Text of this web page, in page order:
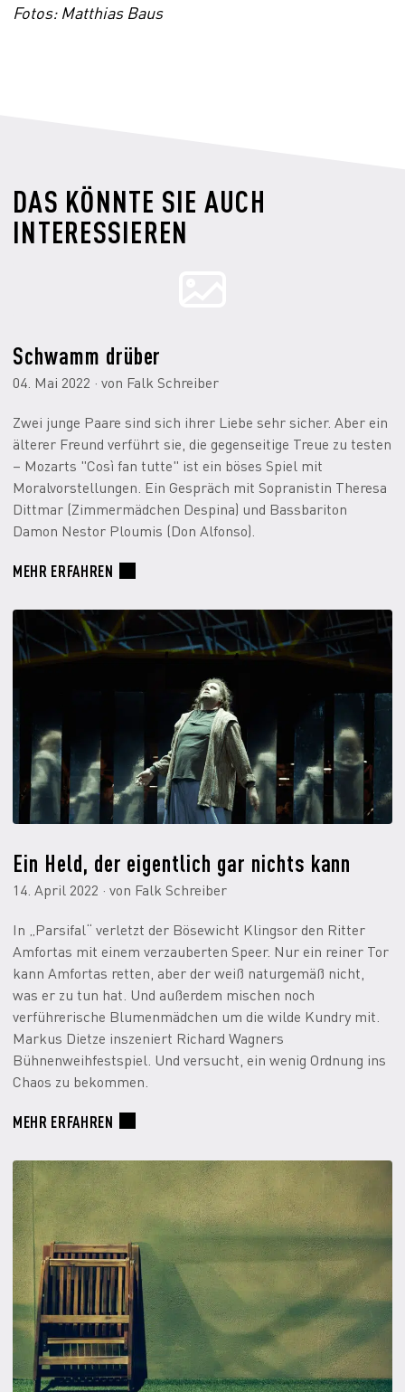
Fotos: Matthias Baus
DAS KÖNNTE SIE AUCH
INTERESSIEREN
Schwamm drüber
04. Mai 2022 · von Falk Schreiber
Zwei junge Paare sind sich ihrer Liebe sehr sicher. Aber ein
älterer Freund verführt sie, die gegenseitige Treue zu testen
– Mozarts "Così fan tutte" ist ein böses Spiel mit
Moralvorstellungen. Ein Gespräch mit Sopranistin Theresa
Dittmar (Zimmermädchen Despina) und Bassbariton
Damon Nestor Ploumis (Don Alfonso).
MEHR ERFAHREN
Ein Held, der eigentlich gar nichts kann
14. April 2022 · von Falk Schreiber
In „Parsifal“ verletzt der Bösewicht Klingsor den Ritter
Amfortas mit einem verzauberten Speer. Nur ein reiner Tor
kann Amfortas retten, aber der weiß naturgemäß nicht,
was er zu tun hat. Und außerdem mischen noch
verführerische Blumenmädchen um die wilde Kundry mit.
Markus Dietze inszeniert Richard Wagners
Bühnenweihfestspiel. Und versucht, ein wenig Ordnung ins
Chaos zu bekommen.
MEHR ERFAHREN